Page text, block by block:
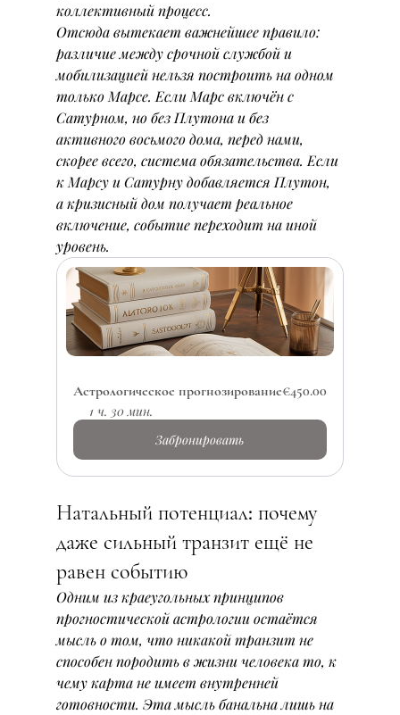
коллективный процесс.
Отсюда вытекает важнейшее правило:
различие между срочной службой и
мобилизацией нельзя построить на одном
только Марсе. Если Марс включён с
Сатурном, но без Плутона и без
активного восьмого дома, перед нами,
скорее всего, система обязательства. Если
к Марсу и Сатурну добавляется Плутон,
а кризисный дом получает реальное
включение, событие переходит на иной
уровень.
Астрологическое прогнозирование€450.00
1 ч. 30 мин.
Забронировать
Натальный потенциал: почему
даже сильный транзит ещё не
равен событию
Одним из краеугольных принципов
прогностической астрологии остаётся
мысль о том, что никакой транзит не
способен породить в жизни человека то, к
чему карта не имеет внутренней
готовности. Эта мысль банальна лишь на